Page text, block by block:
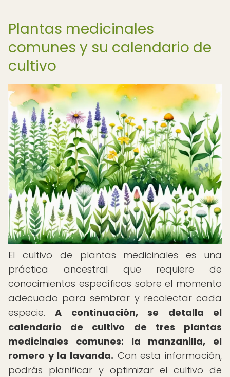
Plantas medicinales
comunes y su calendario de
cultivo
El cultivo de plantas medicinales es una
práctica ancestral que requiere de
conocimientos específicos sobre el momento
adecuado para sembrar y recolectar cada
especie.A continuación, se detalla el
calendario de cultivo de tres plantas
medicinales comunes: la manzanilla, el
romero y la lavanda. Con esta información,
podrás planificar y optimizar el cultivo de